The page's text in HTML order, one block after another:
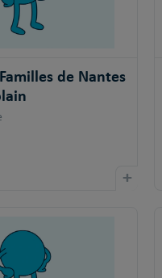
de Nantes
+